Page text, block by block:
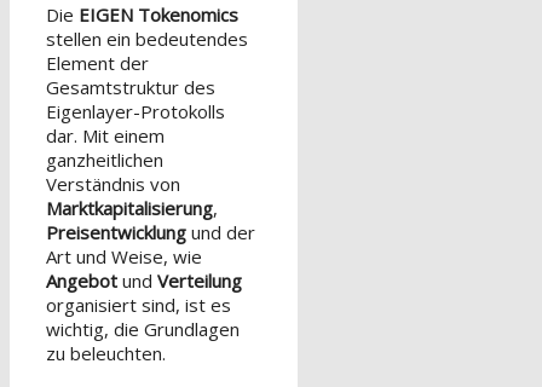
Die EIGEN Tokenomics
stellen ein bedeutendes
Element der
Gesamtstruktur des
Eigenlayer-Protokolls
dar. Mit einem
ganzheitlichen
Verständnis von
Marktkapitalisierung,
Preisentwicklung und der
Art und Weise, wie
Angebot und Verteilung
organisiert sind, ist es
wichtig, die Grundlagen
zu beleuchten.